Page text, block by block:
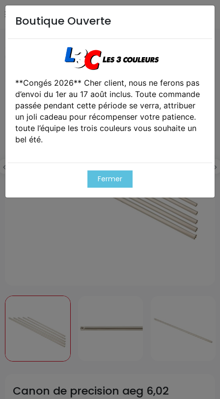
Airsoft / Paintball
Canon de precision aeg 6,02
Exclusivité web !
Canon de precision aeg 6,02
Boutique Ouverte
**Congés 2026** Cher client, nous ne ferons pas
d’envoi du 1er au 17 août inclus. Toute commande
passée pendant cette période se verra, attribuer
un joli cadeau pour récompenser votre patience.
toute l’équipe les trois couleurs vous souhaite un
bel été.
Fermer